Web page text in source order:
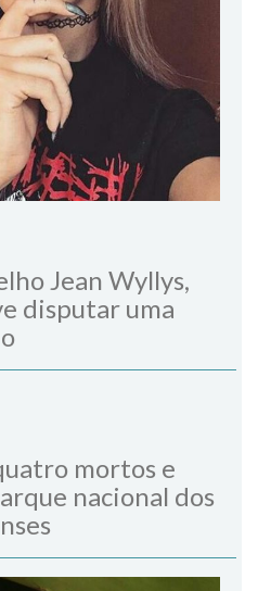
Jean Wyllys,
disputar uma
mortos e
nacional dos